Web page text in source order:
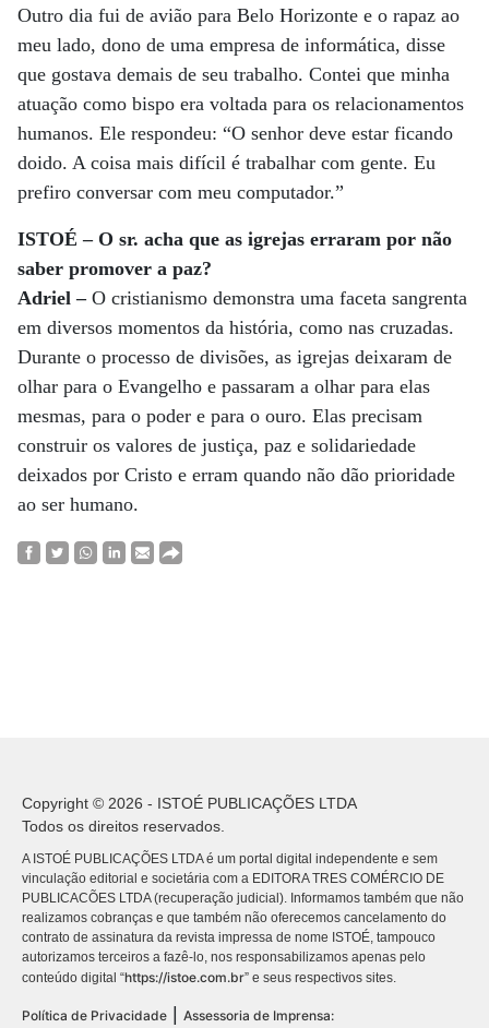
Outro dia fui de avião para Belo Horizonte e o rapaz ao
meu lado, dono de uma empresa de informática, disse
que gostava demais de seu trabalho. Contei que minha
atuação como bispo era voltada para os relacionamentos
humanos. Ele respondeu: “O senhor deve estar ficando
doido. A coisa mais difícil é trabalhar com gente. Eu
prefiro conversar com meu computador.”
ISTOÉ – O sr. acha que as igrejas erraram por não
saber promover a paz?
Adriel –O cristianismo demonstra uma faceta sangrenta
em diversos momentos da história, como nas cruzadas.
Durante o processo de divisões, as igrejas deixaram de
olhar para o Evangelho e passaram a olhar para elas
mesmas, para o poder e para o ouro. Elas precisam
construir os valores de justiça, paz e solidariedade
deixados por Cristo e erram quando não dão prioridade
ao ser humano.
Copyright © 2026 - ISTOÉ PUBLICAÇÕES LTDA
Todos os direitos reservados.
A ISTOÉ PUBLICAÇÕES LTDA é um portal digital independente e sem
vinculação editorial e societária com a EDITORA TRES COMÉRCIO DE
PUBLICACÕES LTDA (recuperação judicial). Informamos também que não
realizamos cobranças e que também não oferecemos cancelamento do
contrato de assinatura da revista impressa de nome ISTOÉ, tampouco
autorizamos terceiros a fazê-lo, nos responsabilizamos apenas pelo
conteúdo digital “https://istoe.com.br” e seus respectivos sites.
Política de Privacidade Assessoria de Imprensa: